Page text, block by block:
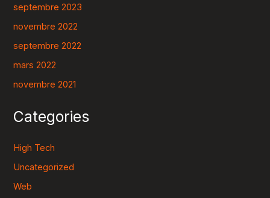
septembre 2023
novembre 2022
septembre 2022
mars 2022
novembre 2021
Categories
High Tech
Uncategorized
Web